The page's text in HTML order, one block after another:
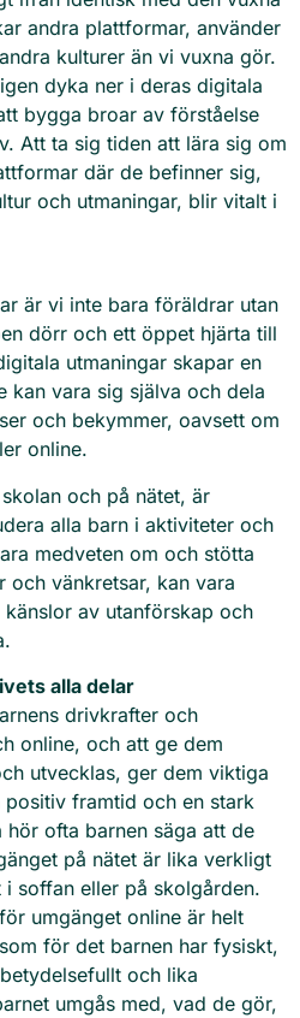
andra plattformar, använder
kulturer än vi vuxna gör.
dyka ner i deras digitala
bygga broar av förståelse
Att ta sig tiden att lära sig om
där de befinner sig,
och utmaningar, blir vitalt i
är vi inte bara föräldrar utan
dörr och ett öppet hjärta till
utmaningar skapar en
kan vara sig själva och dela
och bekymmer, oavsett om
online.
och på nätet, är
alla barn i aktiviteter och
medveten om och stötta
och vänkretsar, kan vara
av utanförskap och
alla delar
drivkrafter och
online, och att ge dem
utvecklas, ger dem viktiga
framtid och en stark
ofta barnen säga att de
på nätet är lika verkligt
soffan eller på skolgården.
umgänget online är helt
för det barnen har fysiskt,
och lika
umgås med, vad de gör,